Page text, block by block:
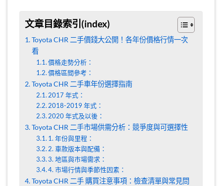
文章目錄索引(index)
Toyota CHR 二手價錢大公開！各年份價格行情一次
看
價格走勢分析：
價格區間參考：
Toyota CHR 二手車年份選擇指南
2017 年式：
2018-2019 年式：
2020 年式及以後：
Toyota CHR 二手市場供需分析：競爭度與可選擇性
1. 年份與里程：
2. 車款版本與配備：
3. 地區與市場需求：
4. 市場行情與季節性因素：
Toyota CHR 二手 購買注意事項：檢查清單與常見問